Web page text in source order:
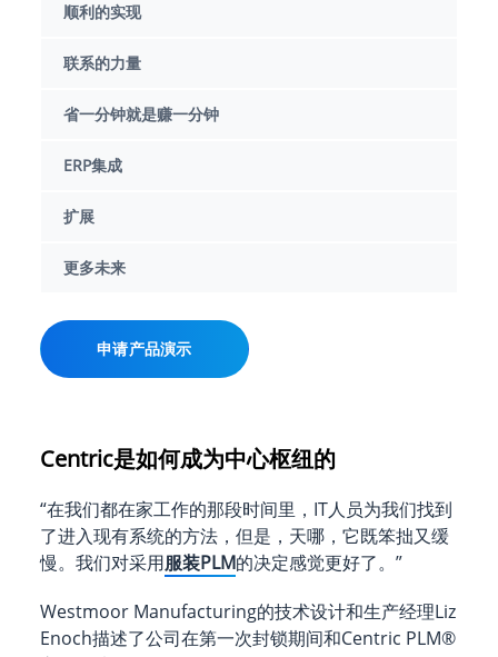
顺利的实现
联系的力量
省一分钟就是赚一分钟
ERP集成
扩展
更多未来
申请产品演示
Centric是如何成为中心枢纽的
“在我们都在家工作的那段时间里，IT人员为我们找到
了进入现有系统的方法，但是，天哪，它既笨拙又缓
慢。我们对采用服装PLM的决定感觉更好了。”
Westmoor Manufacturing的技术设计和生产经理Liz
Enoch描述了公司在第一次封锁期间和Centric PLM®